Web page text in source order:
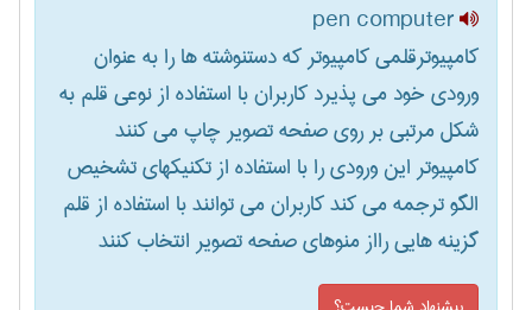
pen computer
کامپیوترقلمی کامپیوتر که دستنوشته ها را به عنوان
ورودی خود می پذیرد کاربران با استفاده از نوعی قلم به
شکل مرتبی بر روی صفحه تصویر چاپ می کنند
کامپیوتر این ورودی را با استفاده از تکنیکهای تشخیص
الگو ترجمه می کند کاربران می توانند با استفاده از قلم
گزینه هایی رااز منوهای صفحه تصویر انتخاب کنند